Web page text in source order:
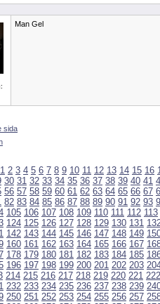
Man Gel
sida
1 2 3 4 5 6 7 8 9 10 11 12 13 14 15 16
30 31 32 33 34 35 36 37 38 39 40 41
56 57 58 59 60 61 62 63 64 65 66 67
82 83 84 85 86 87 88 89 90 91 92 93
105 106 107 108 109 110 111 112 113
124 125 126 127 128 129 130 131
142 143 144 145 146 147 148 149
160 161 162 163 164 165 166 167
178 179 180 181 182 183 184 185
196 197 198 199 200 201 202 203
214 215 216 217 218 219 220 221 222
232 233 234 235 236 237 238 239
250 251 252 253 254 255 256 257